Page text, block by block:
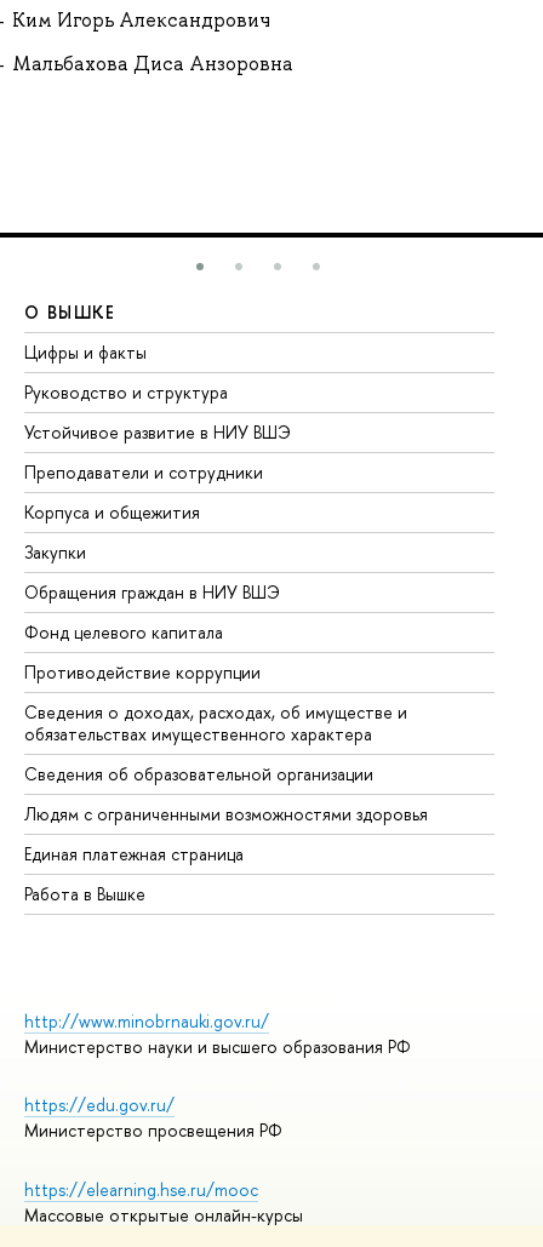
Ким Игорь Александрович
Мальбахова Диса Анзоровна
О ВЫШКЕ
Цифры и факты
Руководство и структура
Устойчивое развитие в НИУ ВШЭ
Преподаватели и сотрудники
Корпуса и общежития
Закупки
Обращения граждан в НИУ ВШЭ
Фонд целевого капитала
Противодействие коррупции
Сведения о доходах, расходах, об имуществе и
обязательствах имущественного характера
Сведения об образовательной организации
Людям с ограниченными возможностями здоровья
Единая платежная страница
Работа в Вышке
http://www.minobrnauki.gov.ru/
Министерство науки и высшего образования РФ
https://edu.gov.ru/
Министерство просвещения РФ
https://elearning.hse.ru/mooc
Массовые открытые онлайн-курсы